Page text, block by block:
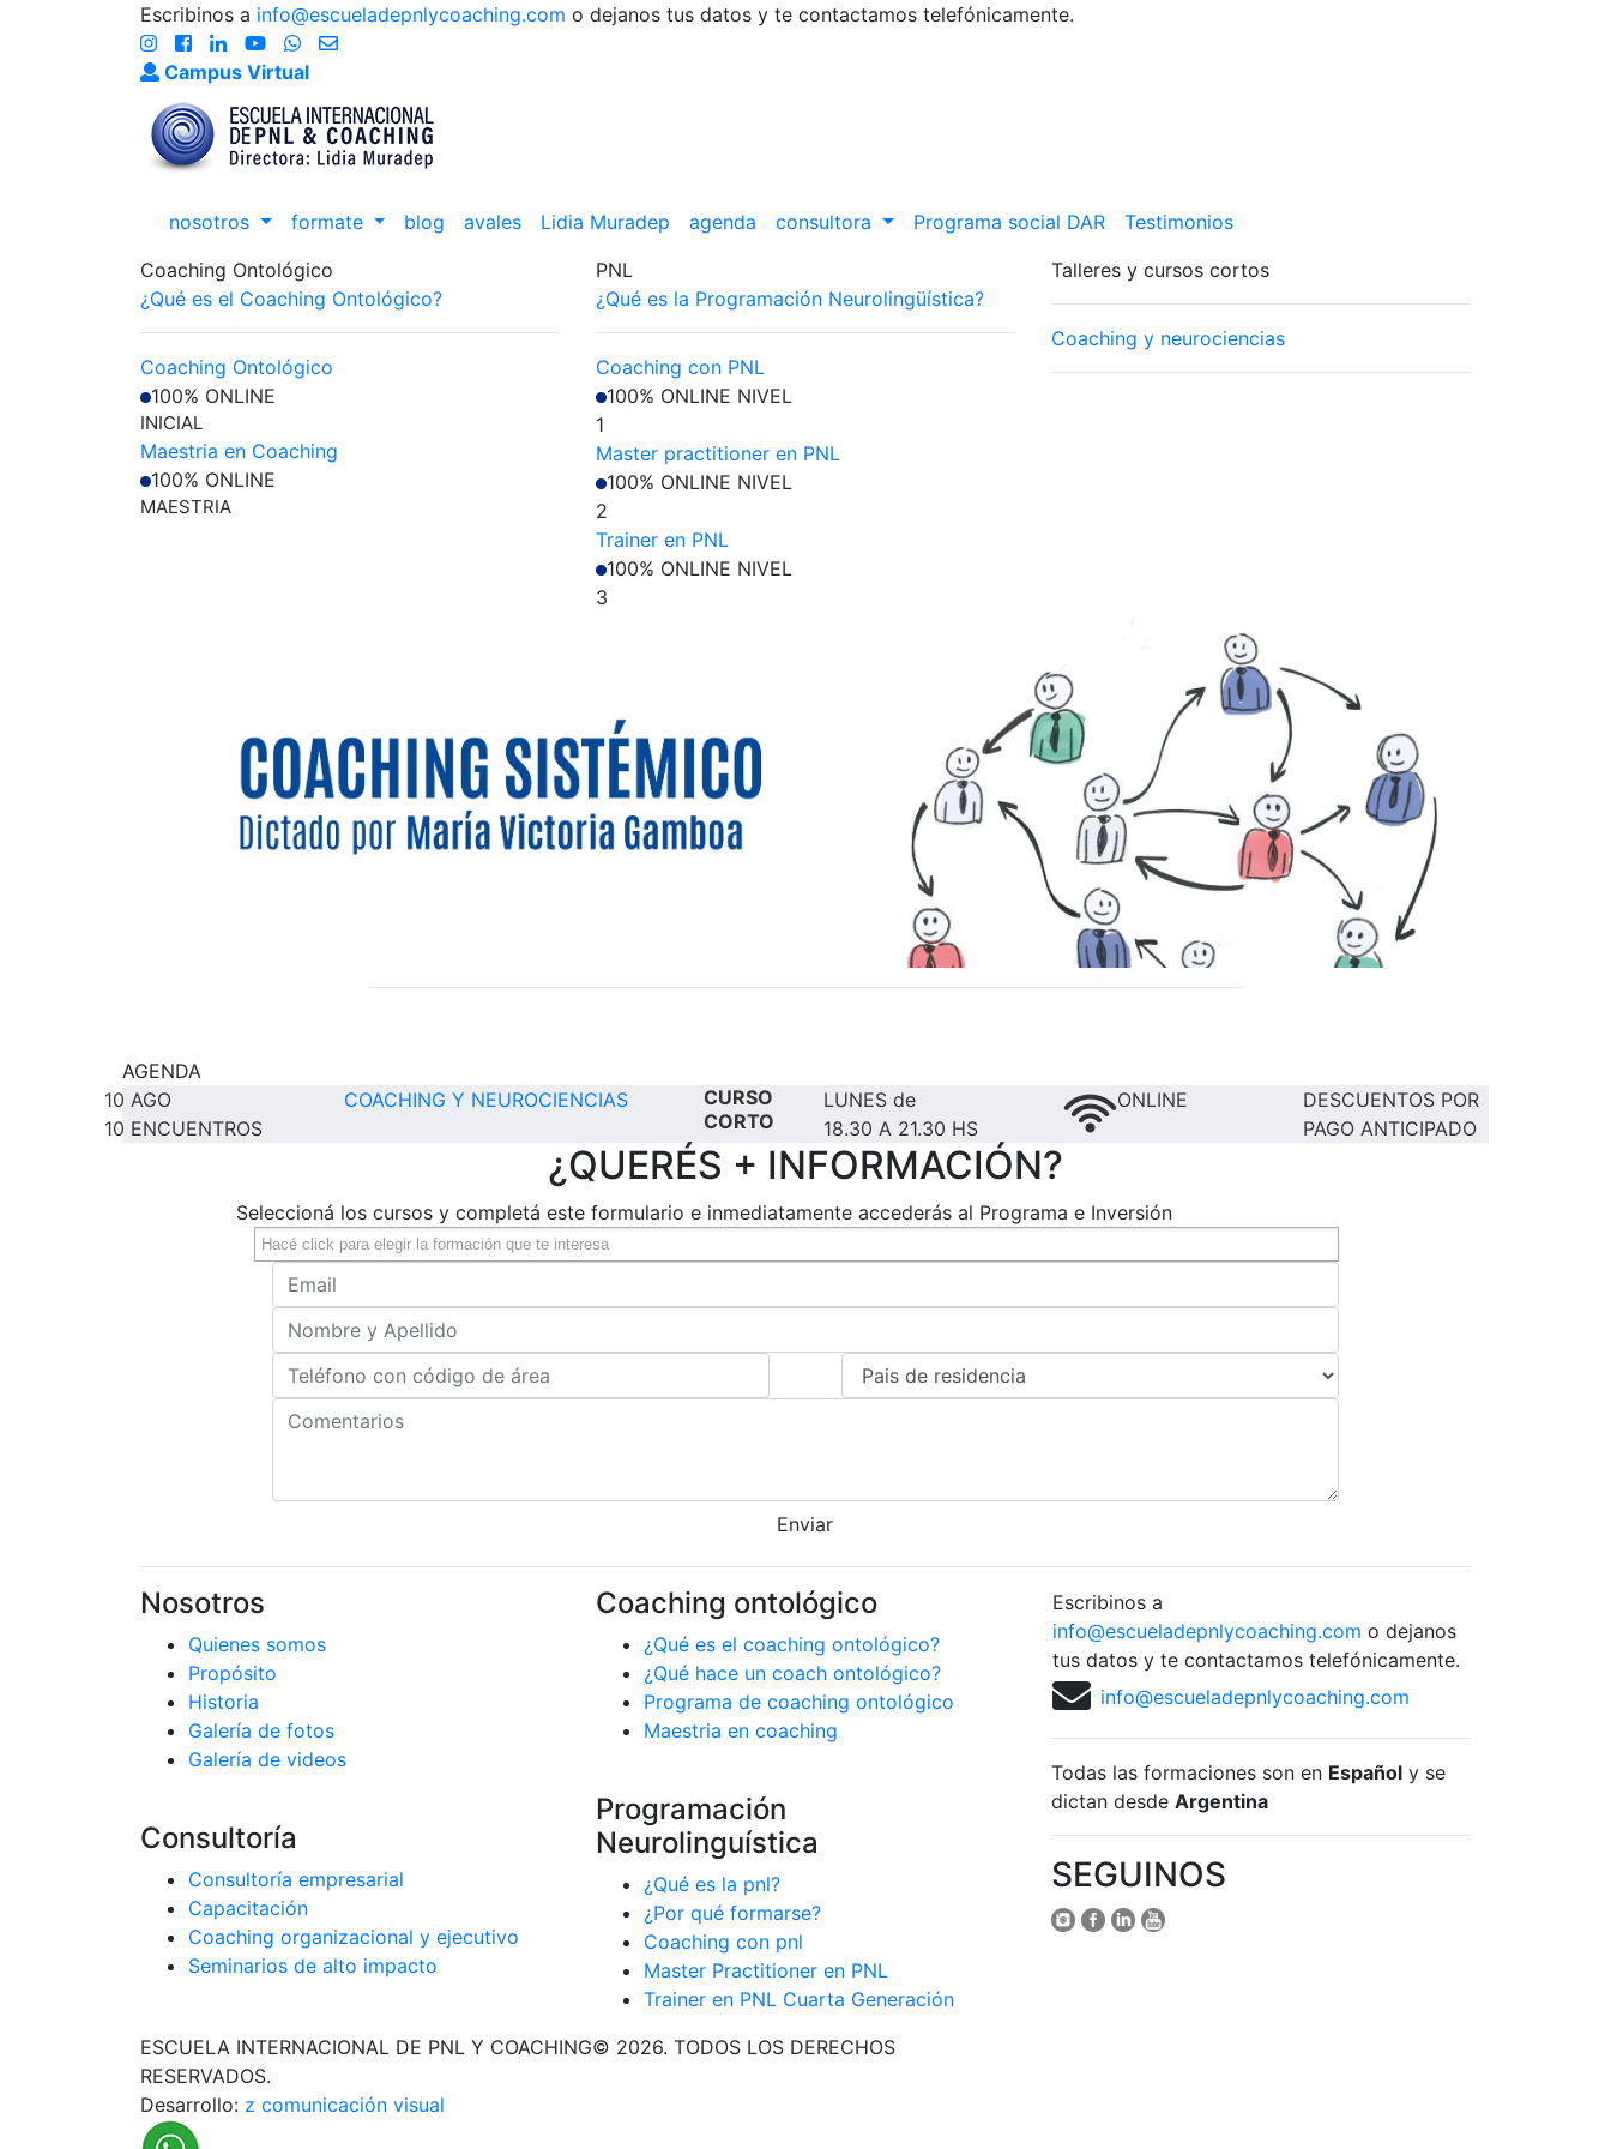
Escribinos a info@escueladepnlycoaching.com o dejanos tus datos y te contactamos telefónicamente.
Campus Virtual
nosotros formate blog avales Lidia Muradep agenda consultora Programa social DAR
Testimonios
Coaching Ontológico
¿Qué es el Coaching Ontológico?
Coaching Ontológico
100% ONLINE
INICIAL
Maestria en Coaching
100% ONLINE
MAESTRIA
PNL
¿Qué es la Programación Neurolingüística?
Coaching con PNL
100% ONLINE NIVEL
1
Master practitioner en PNL
100% ONLINE NIVEL
2
Trainer en PNL
100% ONLINE NIVEL
3
Talleres y cursos cortos
Coaching y neurociencias
AGENDA
10 AGO
10 ENCUENTROS
COACHING Y NEUROCIENCIAS
CURSO
CORTO
LUNES de
18.30 A 21.30 HS
ONLINE
DESCUENTOS POR
PAGO ANTICIPADO
¿QUERÉS + INFORMACIÓN?
Seleccioná los cursos y completá este formulario e inmediatamente accederás al Programa e Inversión
Enviar
Nosotros
Quienes somos
Propósito
Historia
Galería de fotos
Galería de videos
Consultoría
Consultoría empresarial
Capacitación
Coaching organizacional y ejecutivo
Seminarios de alto impacto
Coaching ontológico
¿Qué es el coaching ontológico?
¿Qué hace un coach ontológico?
Programa de coaching ontológico
Maestria en coaching
Programación
Neurolinguística
¿Qué es la pnl?
¿Por qué formarse?
Coaching con pnl
Master Practitioner en PNL
Trainer en PNL Cuarta Generación
ESCUELA INTERNACIONAL DE PNL Y COACHING© 2026. TODOS LOS DERECHOS
RESERVADOS.
Escribinos a
info@escueladepnlycoaching.com o dejanos
tus datos y te contactamos telefónicamente.
info@escueladepnlycoaching.com
Todas las formaciones son en Español y se
dictan desde Argentina
SEGUINOS
Desarrollo: z comunicación visual